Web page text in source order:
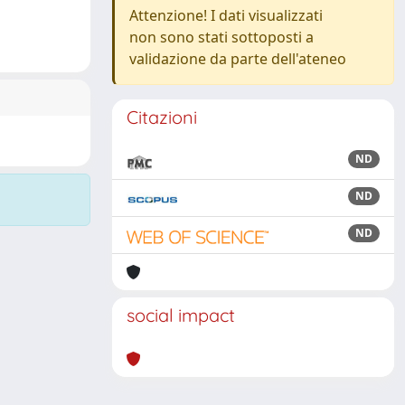
Attenzione! I dati visualizzati
non sono stati sottoposti a
validazione da parte dell'ateneo
Citazioni
ND
ND
ND
social impact